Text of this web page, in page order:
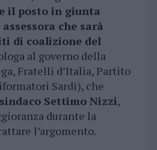
il posto in giunta
che sarà
di coalizione del
al governo della
Fratelli d’Italia, Partito
Sardi), che
Settimo Nizzi,
durante la
l’argomento.